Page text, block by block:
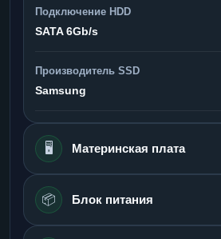
Подключение HDD
SATA 6Gb/s
Производитель SSD
Samsung
🖥️ Материнская плата
📦 Блок питания